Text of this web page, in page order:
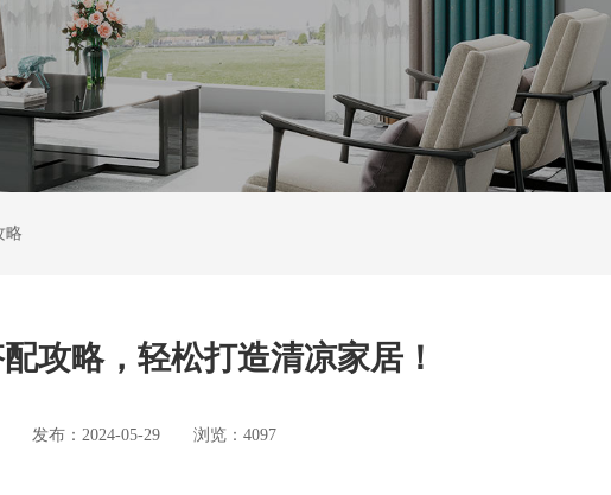
略
攻略，轻松打造清凉家居！
发布：2024-05-29 浏览：4097